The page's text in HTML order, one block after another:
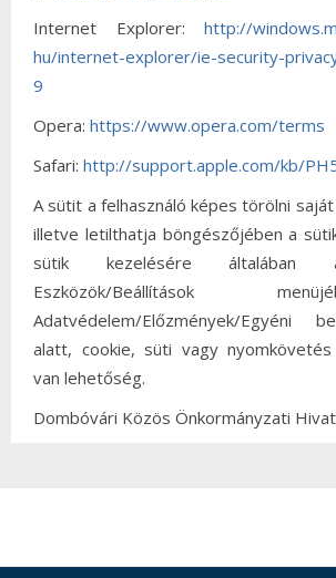
Internet Explorer: http://
hu/internet-explorer/ie-security-
9
Opera: https://www.opera.com/terms
Safari: http://support.apple.com/kb/
A sütit a felhasználó képes törölni
illetve letilthatja böngészőjében a
sütik kezelésére általában
Eszközök/Beállítások
Adatvédelem/Előzmények/Egyéni
alatt, cookie, süti vagy nyomkövetés
van lehetőség.
Dombóvári Közös Önkormányzati